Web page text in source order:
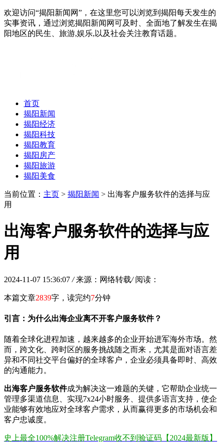
欢迎访问“揭阳新闻网”，在这里您可以浏览到揭阳每天发生的
实事资讯，通过浏览揭阳新闻网可及时、全面地了解发生在揭
阳地区的民生、旅游,娱乐,以及社会关注教育话题。
首页
揭阳新闻
揭阳经济
揭阳科技
揭阳教育
揭阳房产
揭阳旅游
揭阳美食
当前位置： 主页 > 揭阳新闻 > 出海客户服务软件的选择与应
用
出海客户服务软件的选择与应
用
2024-11-07 15:36:07 / 来源：网络转载/ 阅读：
本篇文章2839字，读完约7分钟
引言：为什么出海企业离不开客户服务软件？
随着全球化进程加速，越来越多的企业开始进军海外市场。然
而，跨文化、跨时区的服务挑战随之而来，尤其是面对语言差
异和不同社交平台偏好的全球客户，企业必须具备即时、高效
的沟通能力。
出海客户服务软件成为解决这一难题的关键，它帮助企业统一
管理多渠道信息、实现7x24小时服务、提供多语言支持，使企
业能够有效地应对全球客户需求，从而赢得更多的市场机会和
客户忠诚度。
史上最全100%解决注册Telegram收不到验证码【2024最新版】